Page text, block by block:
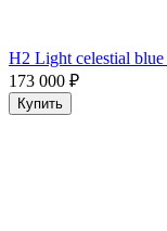
H2 Light celestial
173 000 ₽
Купить